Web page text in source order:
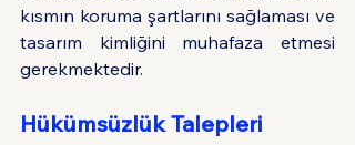
kısmın koruma şartlarını sağlaması ve
tasarım kimliğini muhafaza etmesi
gerekmektedir.
Hükümsüzlük Talepleri